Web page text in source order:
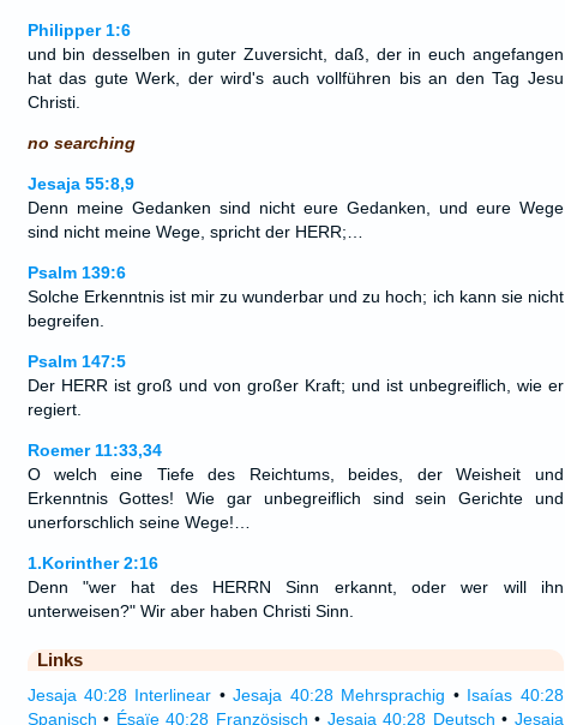
Philipper 1:6
und bin desselben in guter Zuversicht, daß, der in euch angefangen
hat das gute Werk, der wird's auch vollführen bis an den Tag Jesu
Christi.
no searching
Jesaja 55:8,9
Denn meine Gedanken sind nicht eure Gedanken, und eure Wege
sind nicht meine Wege, spricht der HERR;…
Psalm 139:6
Solche Erkenntnis ist mir zu wunderbar und zu hoch; ich kann sie nicht
begreifen.
Psalm 147:5
Der HERR ist groß und von großer Kraft; und ist unbegreiflich, wie er
regiert.
Roemer 11:33,34
O welch eine Tiefe des Reichtums, beides, der Weisheit und
Erkenntnis Gottes! Wie gar unbegreiflich sind sein Gerichte und
unerforschlich seine Wege!…
1.Korinther 2:16
Denn "wer hat des HERRN Sinn erkannt, oder wer will ihn
unterweisen?" Wir aber haben Christi Sinn.
Links
Jesaja 40:28 Interlinear •Jesaja 40:28 Mehrsprachig • Isaías 40:28
Spanisch • Ésaïe 40:28 Französisch • Jesaja 40:28 Deutsch • Jesaja